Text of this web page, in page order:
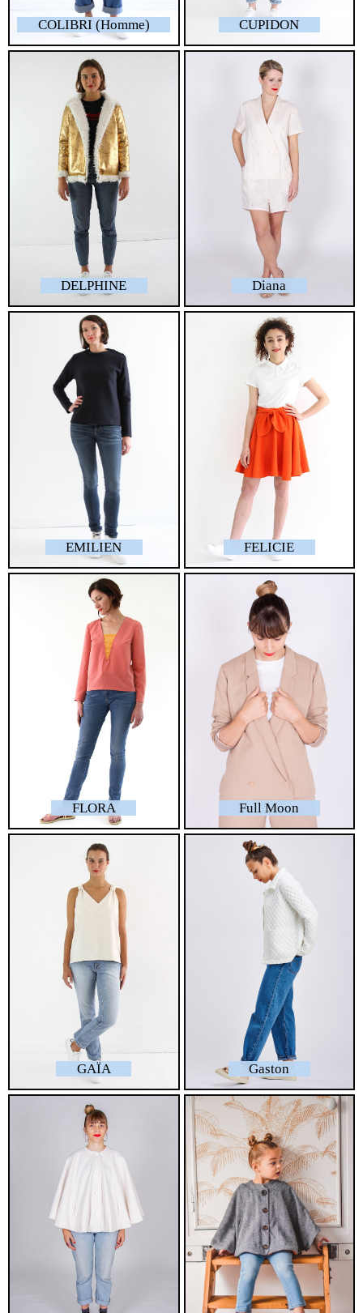
COLIBRI (Homme) CUPIDON
DELPHINE Diana
EMILIEN FELICIE
FLORA Full Moon
GAÏA Gaston